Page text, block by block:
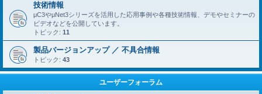
技術情報
μC3やμNet3シリーズを活用した応用事例や各種技術情報、デモやセミナーの
ビデオなどを公開しています。
トピック: 11
製品バージョンアップ ／ 不具合情報
トピック: 43
ユーザーフォーラム